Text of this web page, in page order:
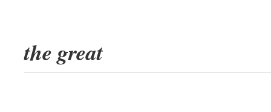
the great